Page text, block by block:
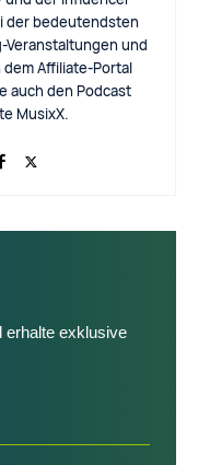
der bedeutendsten
Veranstaltungen und
Affiliate-Portal
auch den Podcast
MusixX.
erhalte exklusive